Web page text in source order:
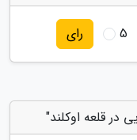
5 رای
در قلعه اوکلند"